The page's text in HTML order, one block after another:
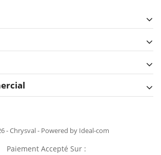
- Chrysval - Powered by Ideal-com
Paiement Accepté Sur :